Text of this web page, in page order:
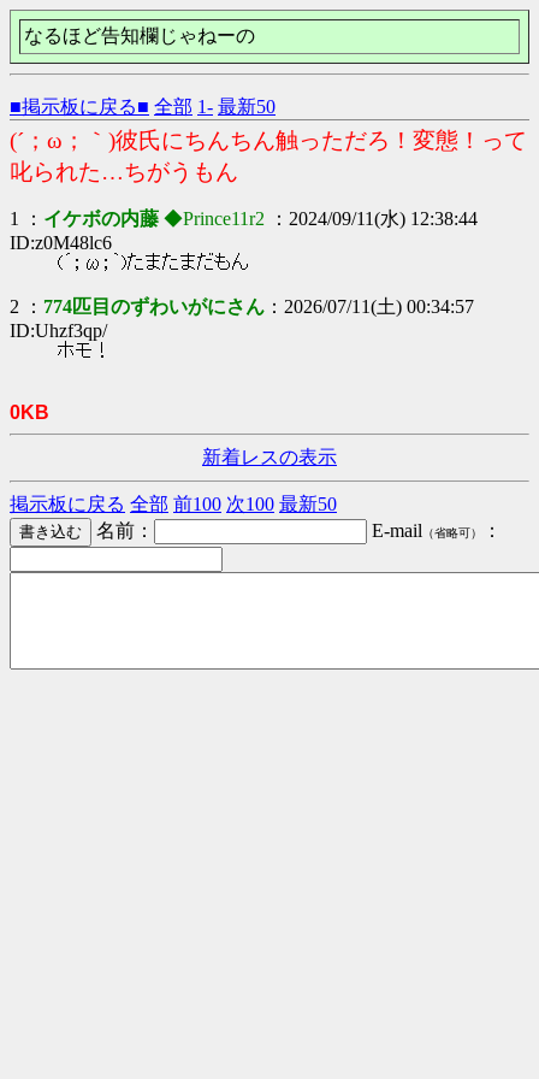
なるほど告知欄じゃねーの
■掲示板に戻る■ 全部 1- 最新50
(´；ω；｀)彼氏にちんちん触っただろ！変態！って
叱られた…ちがうもん
1 ： イケボの内藤 ◆Prince11r2
：2024/09/11(水) 12:38:44
ID:z0M48lc6
(´；ω；｀)たまたまだもん
2 ： 774匹目のずわいがにさん ：2026/07/11(土) 00:34:57
ID:Uhzf3qp/
ホモ！
0KB
新着レスの表示
掲示板に戻る 全部 前100 次100 最新50
名前：
E-mail （省略可） ：